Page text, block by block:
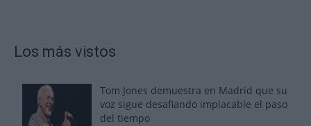
Los más vistos
Tom Jones demuestra en Madrid que su
voz sigue desafiando implacable el paso
del tiempo